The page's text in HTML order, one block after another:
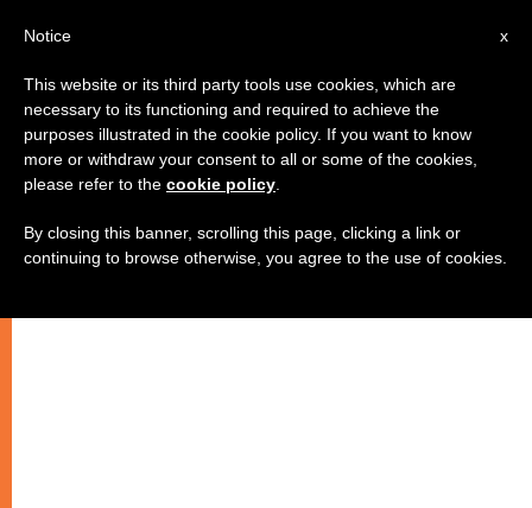
x
Notice
This website or its third party tools use cookies, which are
necessary to its functioning and required to achieve the
purposes illustrated in the cookie policy. If you want to know
more or withdraw your consent to all or some of the cookies,
please refer to the cookie policy
By closing this banner, scrolling this page, clicking a link or
continuing to browse otherwise, you agree to the use of cookies.